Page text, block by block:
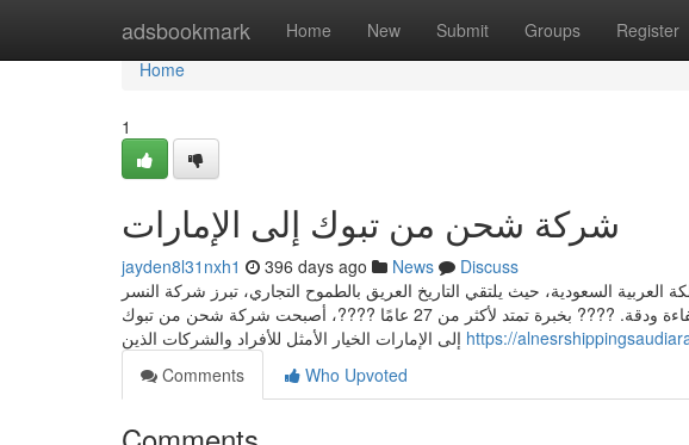
adsbookmark Home New Submit Groups Register
Home
Home
1
شركة شحن من تبوك إلى الإمارات
jayden8l31nxh1 396 days ago News
Discuss
السعودية، حيث يلتقي التاريخ العريق بالطموح التجاري، تبرز شركة النسر
للشحن الدولي كشريك لوجستي موثوق يربط تبوك بالإمارات بكفاءة ودقة. ???? بخبرة تمتد لأكثر من 27 عامًا ????، أصبحت شركة شحن من تبوك
https://
Comments
Who Upvoted